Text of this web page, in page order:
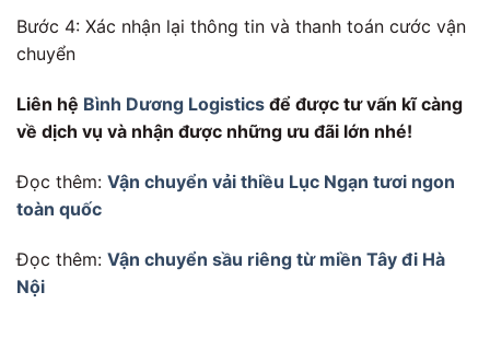
Bước 4: Xác nhận lại thông tin và thanh toán cước vận
chuyển
Liên hệ Bình Dương Logistics để được tư vấn kĩ càng
về dịch vụ và nhận được những ưu đãi lớn nhé!
Đọc thêm: Vận chuyển vải thiều Lục Ngạn tươi ngon
toàn quốc
Đọc thêm: Vận chuyển sầu riêng từ miền Tây đi Hà
Nội